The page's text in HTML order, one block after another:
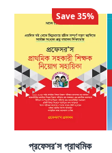
Save35%
প্রফেসর’স প্রাথমিক